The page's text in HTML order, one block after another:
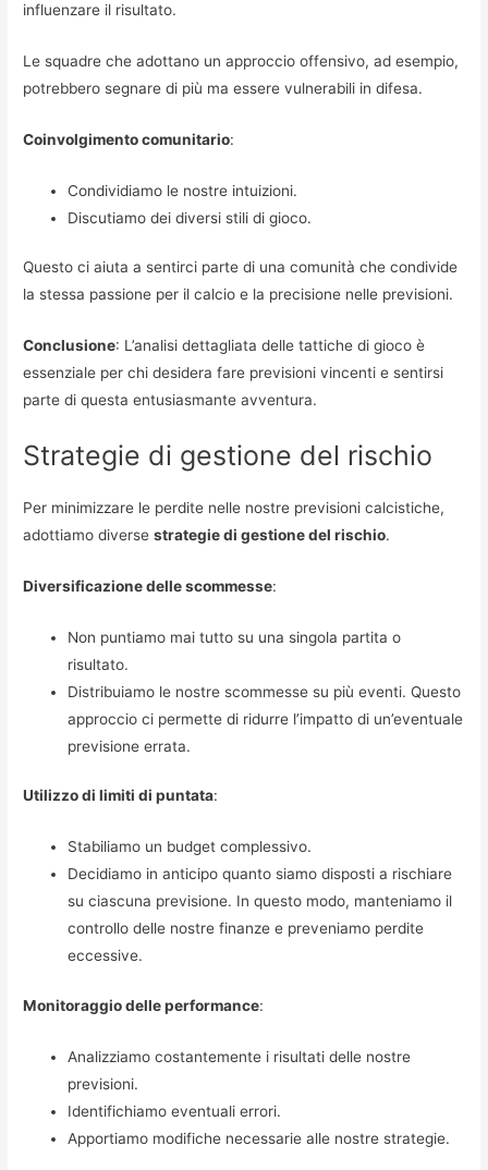
influenzare il risultato.
Le squadre che adottano un approccio offensivo, ad esempio,
potrebbero segnare di più ma essere vulnerabili in difesa.
Coinvolgimento comunitario:
Condividiamo le nostre intuizioni.
Discutiamo dei diversi stili di gioco.
Questo ci aiuta a sentirci parte di una comunità che condivide
la stessa passione per il calcio e la precisione nelle previsioni.
Conclusione: L’analisi dettagliata delle tattiche di gioco è
essenziale per chi desidera fare previsioni vincenti e sentirsi
parte di questa entusiasmante avventura.
Strategie di gestione del rischio
Per minimizzare le perdite nelle nostre previsioni calcistiche,
adottiamo diversestrategie di gestione del rischio.
Diversificazione delle scommesse:
Non puntiamo mai tutto su una singola partita o
risultato.
Distribuiamo le nostre scommesse su più eventi. Questo
approccio ci permette di ridurre l’impatto di un’eventuale
previsione errata.
Utilizzo di limiti di puntata:
Stabiliamo un budget complessivo.
Decidiamo in anticipo quanto siamo disposti a rischiare
su ciascuna previsione. In questo modo, manteniamo il
controllo delle nostre finanze e preveniamo perdite
eccessive.
Monitoraggio delle performance:
Analizziamo costantemente i risultati delle nostre
previsioni.
Identifichiamo eventuali errori.
Apportiamo modifiche necessarie alle nostre strategie.